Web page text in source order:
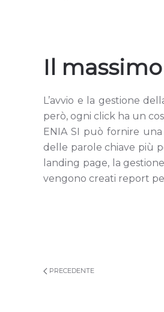
Il
L’avvio e la gestione
però, ogni click ha un
ENIA SI può fornire
delle parole chiave più
landing page, la
vengono creati report
PRECEDENTE